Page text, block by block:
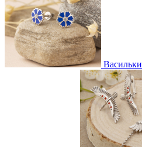
Васильки